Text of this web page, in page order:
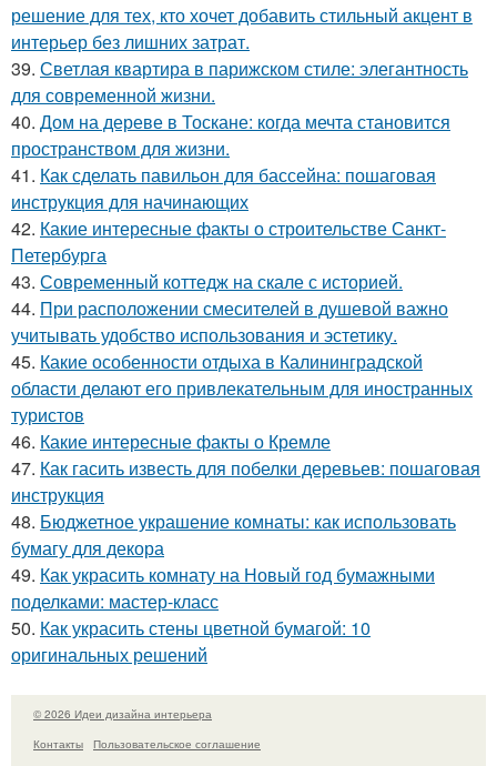
решение для тех, кто хочет добавить стильный акцент в
интерьер без лишних затрат.
39. Светлая квартира в парижском стиле: элегантность
для современной жизни.
40. Дом на дереве в Тоскане: когда мечта становится
пространством для жизни.
41. Как сделать павильон для бассейна: пошаговая
инструкция для начинающих
42. Какие интересные факты о строительстве Санкт-
Петербурга
43. Современный коттедж на скале с историей.
44. При расположении смесителей в душевой важно
учитывать удобство использования и эстетику.
45. Какие особенности отдыха в Калининградской
области делают его привлекательным для иностранных
туристов
46. Какие интересные факты о Кремле
47. Как гасить известь для побелки деревьев: пошаговая
инструкция
48. Бюджетное украшение комнаты: как использовать
бумагу для декора
49. Как украсить комнату на Новый год бумажными
поделками: мастер-класс
50. Как украсить стены цветной бумагой: 10
оригинальных решений
© 2026 Идеи дизайна интерьера
Контакты
Пользовательское соглашение